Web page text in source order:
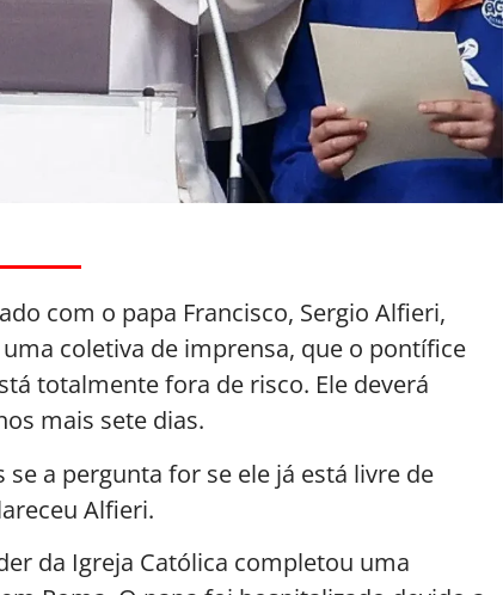
com o papa Francisco, Sergio Alfieri,
coletiva de imprensa, que o pontífice
totalmente fora de risco. Ele deverá
mais sete dias.
a pergunta for se ele já está livre de
Alfieri.
da Igreja Católica completou uma